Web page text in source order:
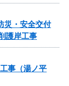
災・安全交付
護岸工事
事（湯ノ平